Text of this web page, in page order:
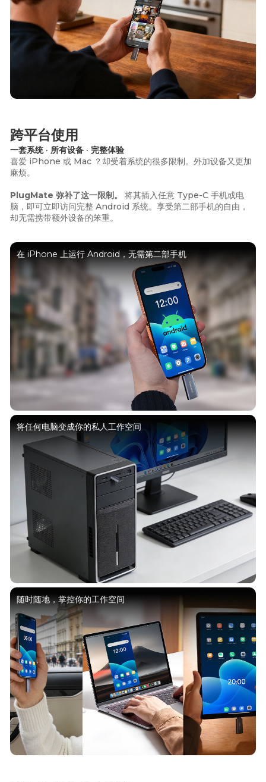
跨平台使用
一套系统 · 所有设备 · 完整体验
喜爱 iPhone 或 Mac ？却受着系统的很多限制。外加设备又更加
麻烦。
PlugMate 弥补了这一限制。
将其插入任意 Type-C 手机或电
脑，即可立即访问完整 Android 系统。享受第二部手机的自由，
却无需携带额外设备的笨重。
在 iPhone 上运行 Android，无需第二部手机
将任何电脑变成你的私人工作空间
随时随地，掌控你的工作空间